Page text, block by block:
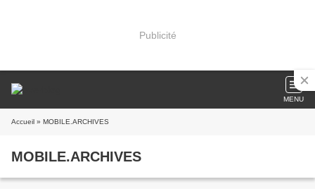
Publicité
MENU
Accueil » MOBILE.ARCHIVES
MOBILE.ARCHIVES